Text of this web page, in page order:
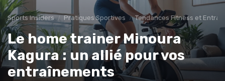
Sports Insiders Pratiques Sportives Tendances Fitness et
Le home trainer Minoura
Kagura : un allié pour vos
entraînements
Avant-premières Normes & sécurité
→ Je rejoins le club